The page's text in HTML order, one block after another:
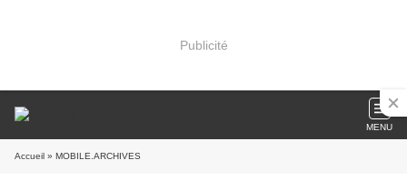
Publicité
MENU
Accueil » MOBILE.ARCHIVES